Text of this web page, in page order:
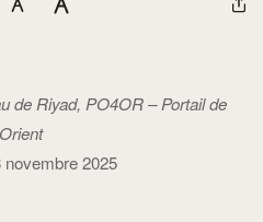
de Riyad, PO4OR – Portail de
novembre 2025